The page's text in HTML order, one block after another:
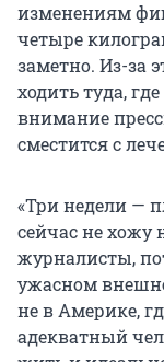
изменениям
четыре
заметно. Из-за
ходить туда,
внимание
сместится с
«Три недели —
сейчас не хожу
журналисты,
ужасном
не в Америке,
адекватный